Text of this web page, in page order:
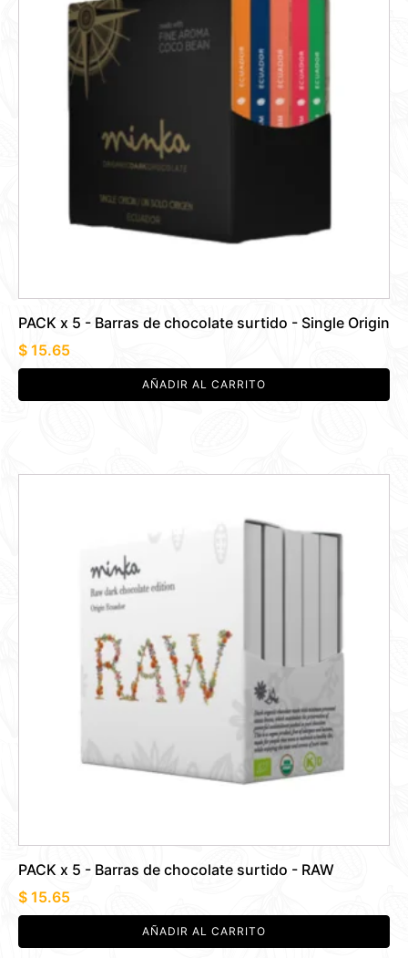
PACK x 5 - Barras de chocolate surtido - Single Origin
$ 15.65
AÑADIR AL CARRITO
PACK x 5 - Barras de chocolate surtido - RAW
$ 15.65
AÑADIR AL CARRITO